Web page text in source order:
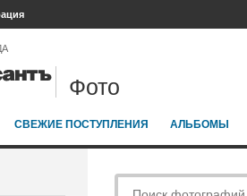
Фото
СВЕЖИЕ ПОСТУПЛЕНИЯ АЛЬБОМЫ